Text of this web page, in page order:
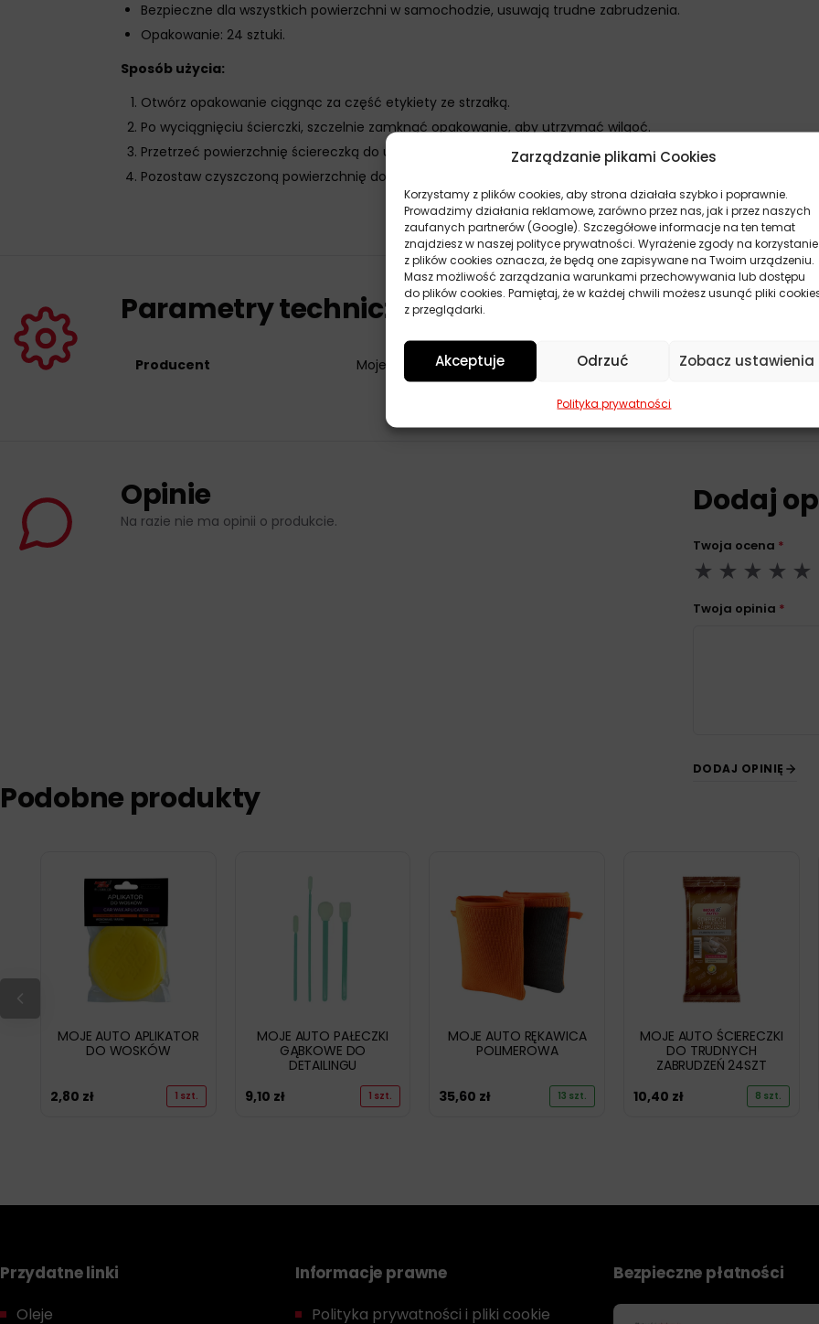
Zarządzanie plikami Cookies
Korzystamy z plików cookies, aby strona działała szybko i poprawnie.
Prowadzimy działania reklamowe, zarówno przez nas, jak i przez naszych
zaufanych partnerów (Google). Szczegółowe informacje na ten temat
znajdziesz w naszej polityce prywatności. Wyrażenie zgody na korzystanie
z plików cookies oznacza, że będą one zapisywane na Twoim urządzeniu.
Masz możliwość zarządzania warunkami przechowywania lub dostępu
do plików cookies. Pamiętaj, że w każdej chwili możesz usunąć pliki
z przeglądarki.
Akceptuje Odrzuć Zobacz ustawienia
Polityka prywatności
Bezpieczne dla wszystkich powierzchni w samochodzie, usuwają trudne zabrudzenia.
Opakowanie: 24 sztuki.
Sposób użycia:
Otwórz opakowanie ciągnąc za część etykiety ze strzałką.
Po wyciągnięciu ścierczki, szczelnie zamknąć opakowanie, aby utrzymać wilgoć.
Przetrzeć powierzchnię ściereczką do uzyskania pożądanego efektu.
Pozostaw czyszczoną powierzchnię do wyschnięcia.
Parametry techniczne
Producent Moje Auto
Opinie
Na razie nie ma opinii o produkcie.
Dodaj
Twoja ocena *
Twoja opinia *
DODAJ OPINIĘ
Podobne produkty
MOJE AUTO APLIKATOR
DO WOSKÓW
2,80 zł 1 szt.
MOJE AUTO PAŁECZKI
GĄBKOWE DO
DETAILINGU
9,10 zł 1 szt.
MOJE AUTO RĘKAWICA
POLIMEROWA
35,60 zł 13 szt.
MOJE AUTO ŚCIERECZKI
DO TRUDNYCH
ZABRUDZEŃ 24SZT
10,40 zł 8 szt.
Przydatne linki
Oleje
Informacje prawne
Polityka prywatności i pliki cookie
Bezpieczne płatności